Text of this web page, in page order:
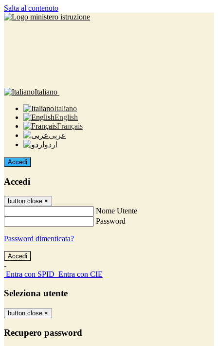
Salta al contenuto
Italiano
Italiano
English
Français
عربى
اردو
Accedi
Accedi
button close ×
Nome Utente
Password
Password dimenticata?
-
Entra con SPID Entra con CIE
Seleziona utente
button close ×
Recupero password